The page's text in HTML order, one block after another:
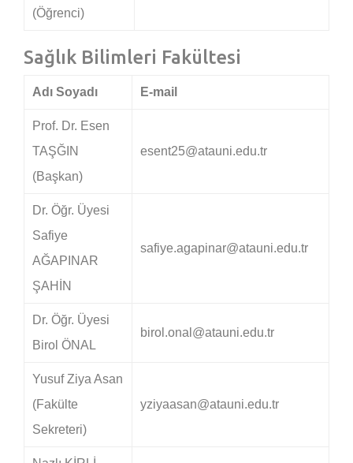
(Öğrenci)
Sağlık Bilimleri Fakültesi
Adı Soyadı E-mail
Prof. Dr. Esen
TAŞĞIN
(Başkan)
esent25@atauni.edu.tr
Dr. Öğr. Üyesi
Safiye
AĞAPINAR
ŞAHİN
safiye.agapinar@atauni.edu.tr
Dr. Öğr. Üyesi
Birol ÖNAL
birol.onal@atauni.edu.tr
Yusuf Ziya Asan
(Fakülte
Sekreteri)
yziyaasan@atauni.edu.tr